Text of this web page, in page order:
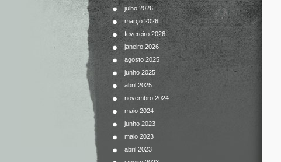
julho 2026
março 2026
fevereiro 2026
janeiro 2026
agosto 2025
junho 2025
abril 2025
novembro 2024
maio 2024
junho 2023
maio 2023
abril 2023